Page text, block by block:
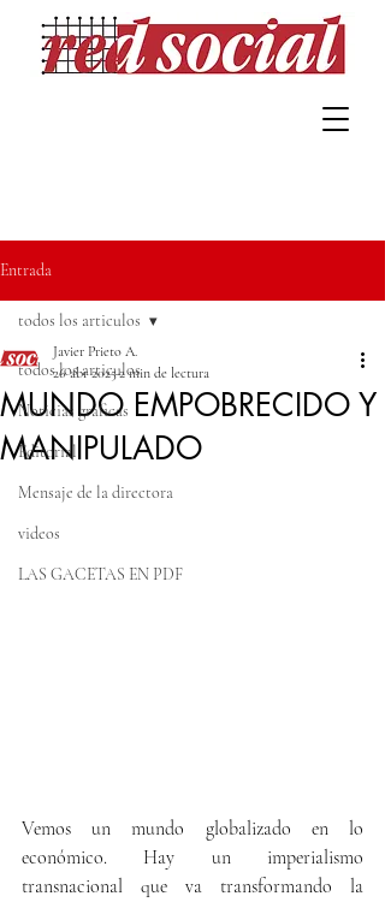
Entrada
todos los articulos
Noticias gráficas
Editorial
Mensaje de la directora
videos
LAS GACETAS EN PDF
todos los articulos
MUNDO EMPOBRECIDO Y
MANIPULADO
Javier Prieto A.
26 abr 20252 min de lectura
Vemos un mundo globalizado en lo
económico. Hay un imperialismo
transnacional que va transformando la